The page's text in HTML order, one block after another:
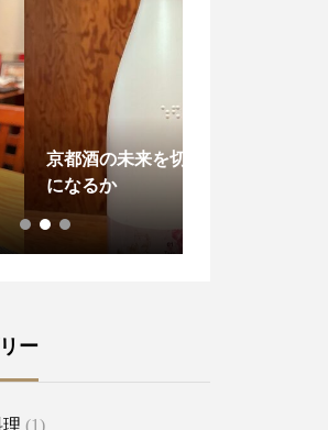
未来を切り開く1本
ー
(1)